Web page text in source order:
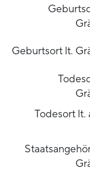
Geburtsort lt.
Todesort lt.